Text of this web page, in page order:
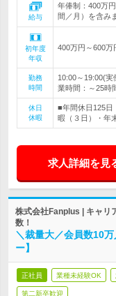
給与
年俸制：400万
間／月）を含み
初年度
年収
400万円～600万
勤務
時間
10:00～19:00(
業時間：～25時
休日
休暇
■年間休日125日
暇（３日）・年
求人詳細を見
株式会社Fanplus | キャリ
数！
＼裁量大／会員数10
ー】
正社員 業種未経験OK
第二新卒歓迎